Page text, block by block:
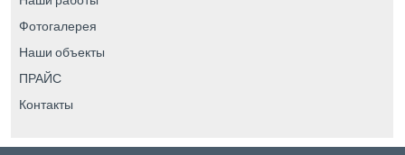
Фотогалерея
Наши объекты
ПРАЙС
Контакты